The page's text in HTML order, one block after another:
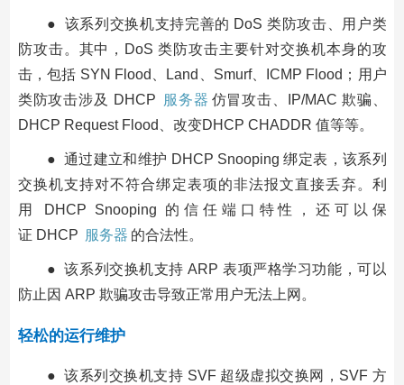
● 该系列交换机支持完善的 DoS 类防攻击、用户类
防攻击。其中，DoS 类防攻击主要针对交换机本身的攻
击，包括 SYN Flood、Land、Smurf、ICMP Flood；用户
类防攻击涉及 DHCP
服务器 仿冒攻击、IP/MAC 欺骗、
DHCP Request Flood、改变DHCP CHADDR 值等等。
● 通过建立和维护 DHCP Snooping 绑定表，该系列
交换机支持对不符合绑定表项的非法报文直接丢弃。利
用 DHCP Snooping 的信任端口特性，还可以保
证 DHCP 服务器 的合法性。
● 该系列交换机支持 ARP 表项严格学习功能，可以
防止因 ARP 欺骗攻击导致正常用户无法上网。
轻松的运行维护
● 该系列交换机支持 SVF 超级虚拟交换网，SVF 方